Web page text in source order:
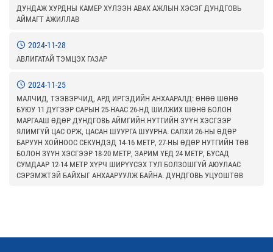
ДУНДАЖ ХУРДНЫ КАМЕР ХҮЛЭЭН АВАХ АЖЛЫН ХЭСЭГ ДУНДГОВЬ
АЙМАГТ АЖИЛЛАВ
2024-11-28
АВЛИГАТАЙ ТЭМЦЭХ ГАЗАР
2024-11-25
МАЛЧИД, ТЭЭВЭРЧИД, АРД ИРГЭДИЙН АНХААРАЛД: ӨНӨӨ ШӨНӨ
БУЮУ 11 ДҮГЭЭР САРЫН 25-НААС 26-НД ШИЛЖИХ ШӨНӨ БОЛОН
МАРГААШ ӨДӨР ДУНДГОВЬ АЙМГИЙН НУТГИЙН ЗҮҮН ХЭСГЭЭР
ЯЛИМГҮЙ ЦАС ОРЖ, ЦАСАН ШУУРГА ШУУРНА. САЛХИ 26-НЫ ӨДӨР
БАРУУН ХОЙНООС СЕКУНДЭД 14-16 МЕТР, 27-НЫ ӨДӨР НУТГИЙН ТӨВ
БОЛОН ЗҮҮН ХЭСГЭЭР 18-20 МЕТР, ЗАРИМ ҮЕД 24 МЕТР, БУСАД
СУМДААР 12-14 МЕТР ХҮРЧ ШИРҮҮСЭХ ТУЛ БОЛЗОШГҮЙ АЮУЛААС
СЭРЭМЖТЭЙ БАЙХЫГ АНХААРУУЛЖ БАЙНА. ДУНДГОВЬ УЦУОШТӨВ